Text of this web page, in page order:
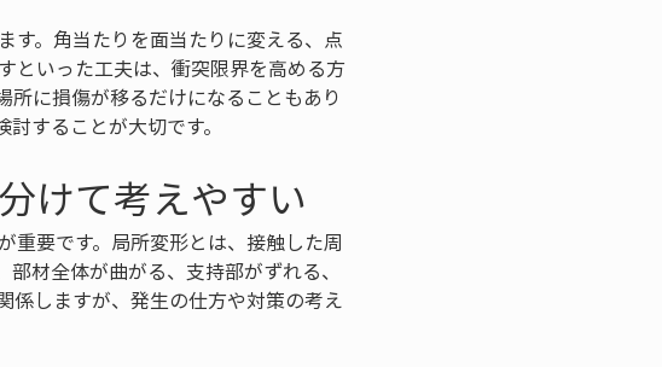
す。角当たりを面当たりに変える、点
といった工夫は、衝突限界を高める方
に損傷が移るだけになることもあり
することが大切です。
けて考えやすい
重要です。局所変形とは、接触した周
材全体が曲がる、支持部がずれる、
係しますが、発生の仕方や対策の考え